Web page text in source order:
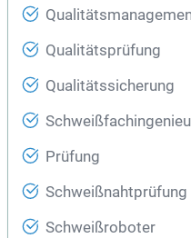
Qualitätsprüfung
Qualitätssicherung
Prüfung
Schweißnahtprüfung
Schweißroboter